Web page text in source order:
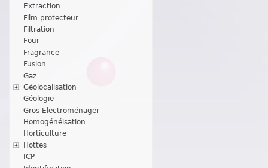
Extraction
Film protecteur
Filtration
Four
Fragrance
Fusion
Gaz
Géolocalisation
Géologie
Gros Electroménager
Homogénéisation
Horticulture
Hottes
ICP